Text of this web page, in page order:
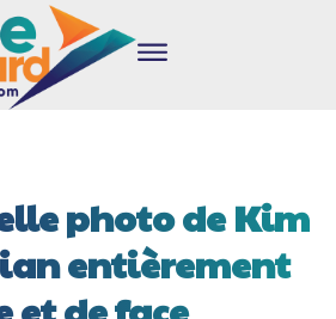
photo de Kim
entièrement